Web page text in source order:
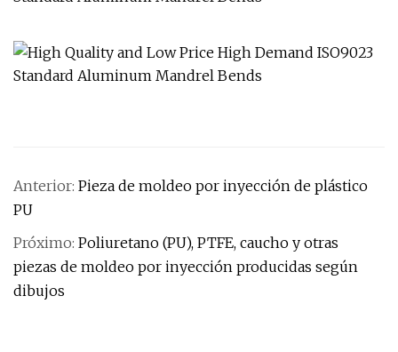
Anterior: Pieza de moldeo por inyección de plástico
PU
Próximo: Poliuretano (PU), PTFE, caucho y otras
piezas de moldeo por inyección producidas según
dibujos